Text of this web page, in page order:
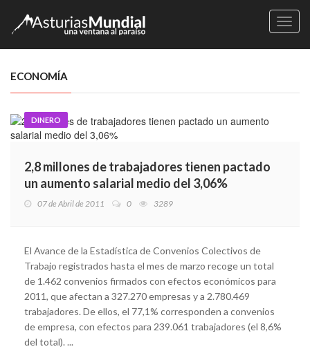
ECONOMÍA
DINERO
2,8 millones de trabajadores tienen pactado
un aumento salarial medio del 3,06%
07 de Abril de 2011 0 3289
El Avance de la Estadística de Convenios Colectivos de
Trabajo registrados hasta el mes de marzo recoge un total
de 1.462 convenios firmados con efectos económicos para
2011, que afectan a 327.270 empresas y a 2.780.469
trabajadores. De ellos, el 77,1% corresponden a convenios
de empresa, con efectos para 239.061 trabajadores (el 8,6%
del total). ...